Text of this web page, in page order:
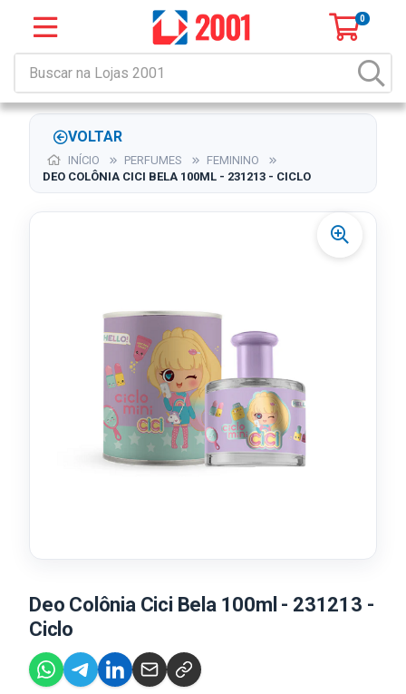
0
VOLTAR
INÍCIO PERFUMES
FEMININO
DEO COLÔNIA CICI BELA 100ML - 231213 - CICLO
Deo Colônia Cici Bela 100ml - 231213 -
Ciclo